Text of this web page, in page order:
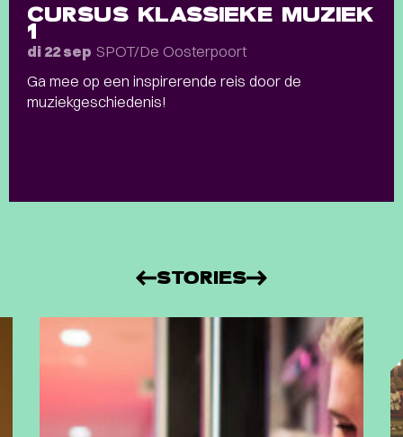
CURSUS KLASSIEKE MUZIEK
1
di 22 sep SPOT/De Oosterpoort
Ga mee op een inspirerende reis door de
muziekgeschiedenis!
STORIES